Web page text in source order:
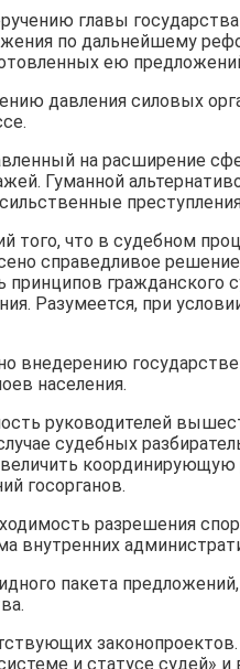
главы государства
по дальнейшему
ею
давления силовых
на расширение
Гуманной
того, что в судебном
справедливое
гражданского
Разумеется, при
внедерению
населения.
руководителей
судебных
госорганов.
разрешения
внутренних
пакета
и статусе судей»